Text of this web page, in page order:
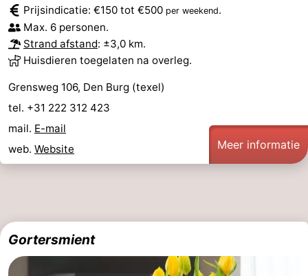
&
doen
Bezienswaardigheden
-
Musea
-
Monumenten
-
Kerken
-
Uitkijkpunten
Attracties
Prijsindicatie: €150 tot €500 per weekend.
Max. 6 personen.
Strand afstand: ±3,0 km.
Huisdieren toegelaten na overleg.
Grensweg 106, Den Burg (texel)
tel. +31 222 312 423
mail. E-mail
web. Website Meer informatie
Gortersmient